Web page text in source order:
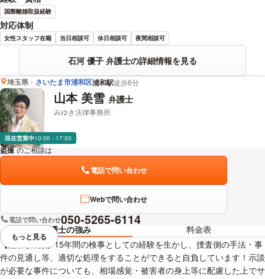
国際離婚取扱経験
対応体制
女性スタッフ在籍 当日相談可 休日相談可 夜間相談可
石河 優子 弁護士の詳細情報を見る
埼玉県 さいたま市浦和区浦和駅徒歩6分
山本 美雪 弁護士
みゆき法律事務所
現在営業中10:00 - 17:00
盗撮 のご相談は
電話で問い合わせ
Webで問い合わせ
電話で問い合わせ050-5265-6114
弁護士の強み
料金表
【浦和駅5分】15年間の検事としての経験を生かし、捜査側の手法・事
件の見通し等、適切な処理をすることができると自負しています！示談
が必要な事件についても、相場感覚・被害者の身上等に配慮した上でサ
視覚的に省略されている要素を
もっと見る